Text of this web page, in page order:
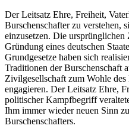
Der Leitsatz Ehre, Freiheit,
Burschenschafter zu verstehen,
einzusetzen. Die
Gründung eines deutschen
Grundgesetze haben sich
Traditionen der Burschenschaft
Zivilgesellschaft zum Wohle des
engagieren. Der Leitsatz Ehre,
politischer Kampfbegriff
Ihm immer wieder neuen Sinn
Burschenschafters.